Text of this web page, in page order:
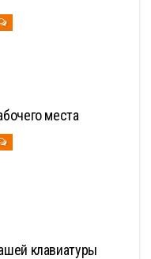
места
клавиатуры